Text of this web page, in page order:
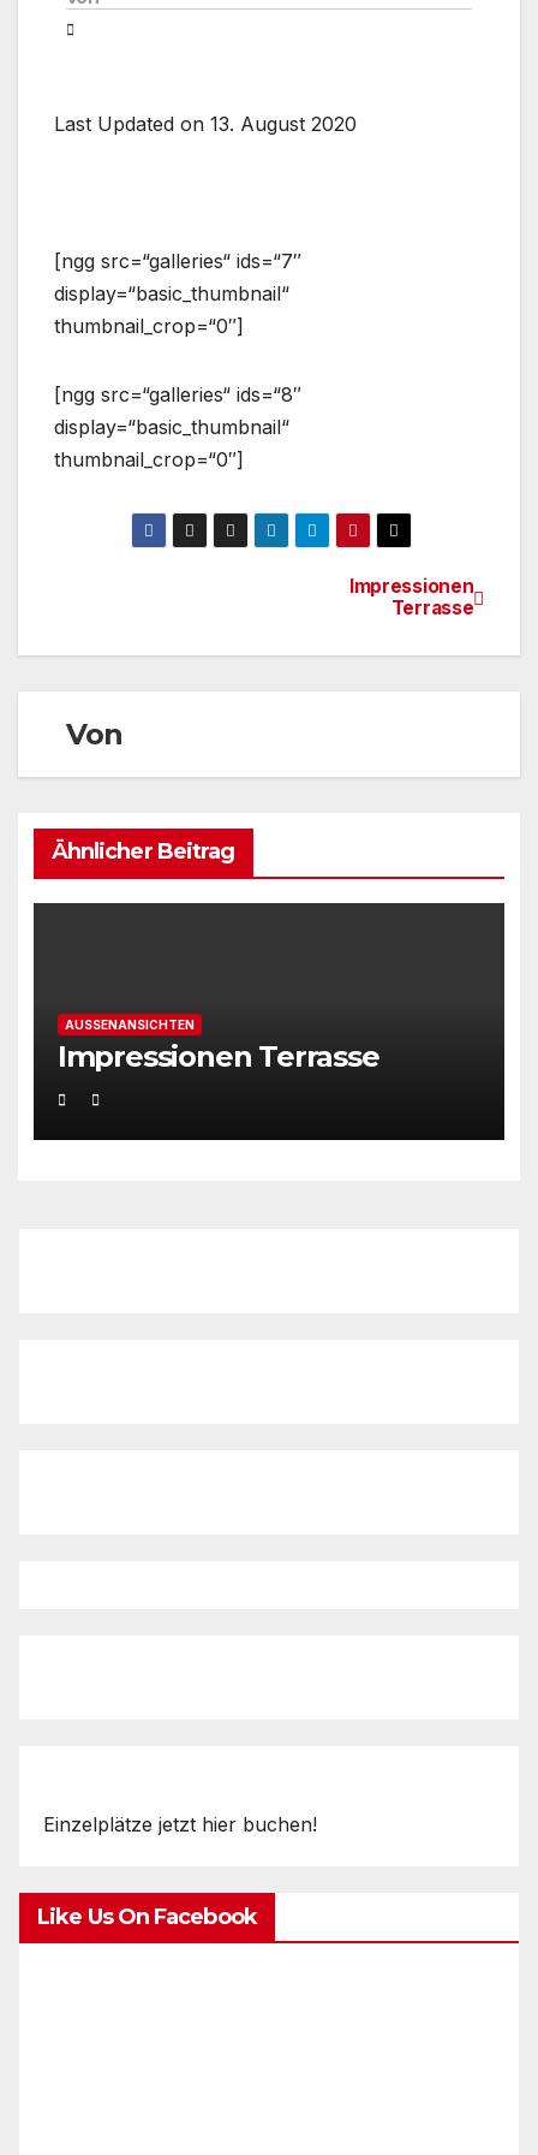
Last Updated on 13. August 2020
[ngg src=“galleries“ ids=“7″
display=“basic_thumbnail“
thumbnail_crop=“0″]
[ngg src=“galleries“ ids=“8″
display=“basic_thumbnail“
thumbnail_crop=“0″]
BeitragsnavigationImpressionen
Terrasse
Von
Ähnlicher Beitrag
AUSSENANSICHTEN
Impressionen Terrasse
Einzelplätze jetzt hier buchen!
Like Us On Facebook